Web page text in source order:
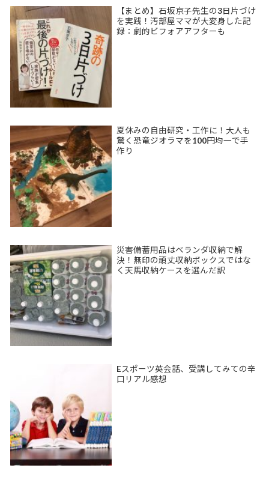
【まとめ】石坂京子先生の3日片づけ
を実践！汚部屋ママが大変身した記
録：劇的ビフォアアフターも
夏休みの自由研究・工作に！大人も
驚く恐竜ジオラマを100円均一で手
作り
災害備蓄用品はベランダ収納で解
決！無印の頑丈収納ボックスではな
く天馬収納ケースを選んだ訳
Eスポーツ英会話、受講してみての辛
口リアル感想